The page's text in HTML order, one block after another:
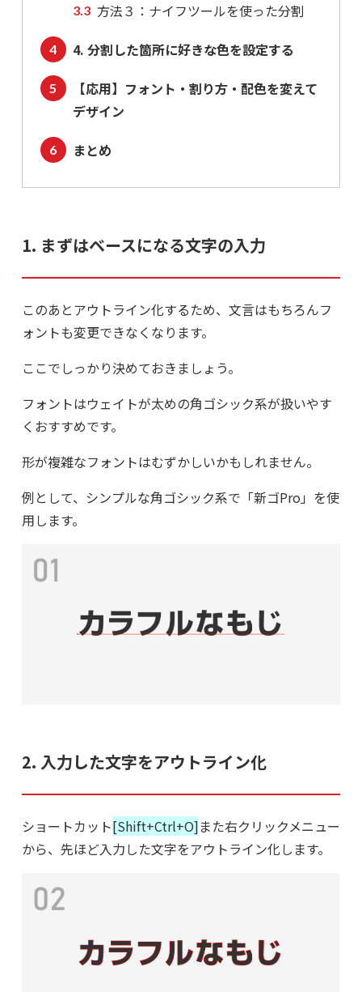
方法３：ナイフツールを使った分割
4. 分割した箇所に好きな色を設定する
【応用】フォント・割り方・配色を変えて
デザイン
まとめ
1. まずはベースになる文字の入力
このあとアウトライン化するため、文言はもちろんフ
ォントも変更できなくなります。
ここでしっかり決めておきましょう。
フォントはウェイトが太めの角ゴシック系が扱いやす
くおすすめです。
形が複雑なフォントはむずかしいかもしれません。
例として、シンプルな角ゴシック系で「新ゴPro」を使
用します。
2. 入力した文字をアウトライン化
ショートカット[Shift+Ctrl+O]また右クリックメニュー
から、先ほど入力した文字をアウトライン化します。